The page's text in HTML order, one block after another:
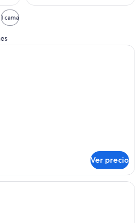
1 cama
Habitación de hotel con dos camas,
Ver precio
Una habitación de hotel con dos